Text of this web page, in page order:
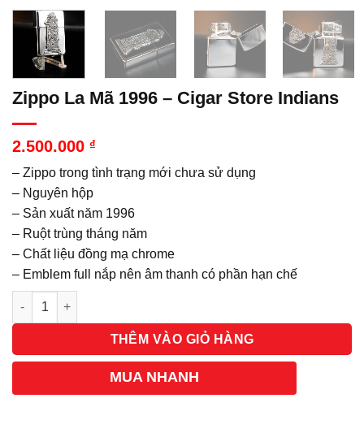
Zippo La Mã 1996 – Cigar Store Indians
2.500.000 ₫
– Zippo trong tình trạng mới chưa sử dụng
– Nguyên hộp
– Sản xuất năm 1996
– Ruột trùng tháng năm
– Chất liệu đồng mạ chrome
– Emblem full nắp nên âm thanh có phần hạn chế
Số lượng
THÊM VÀO GIỎ HÀNG
MUA NHANH